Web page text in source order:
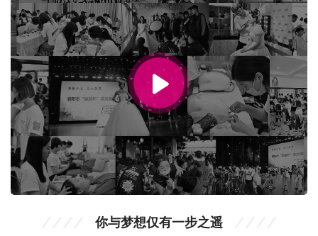
你与梦想仅有一步之遥